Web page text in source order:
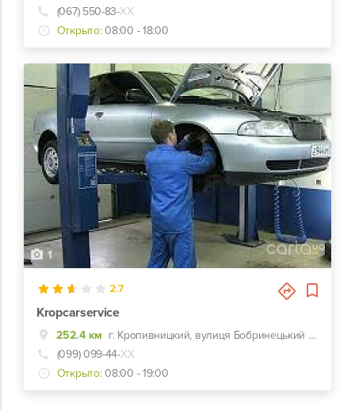
(067) 550-83-ХХ
Открыто: 08:00 - 18:00
1
2.7
Kropcarservice
252.4 км
г. Кропивницкий, вулиця Бобринецький шлях, 68
(099) 099-44-ХХ
Открыто: 08:00 - 19:00